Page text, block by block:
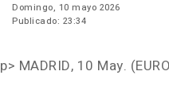
Domingo, 10 mayo 2026
Publicado: 23:34
p> MADRID, 10 May.